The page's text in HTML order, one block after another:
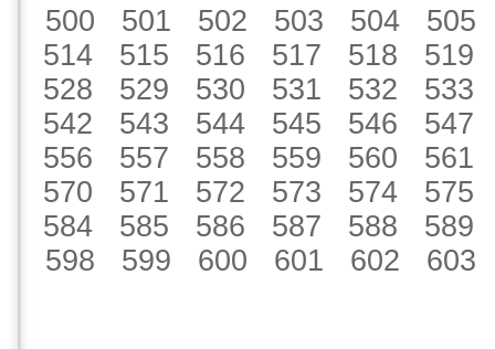
500
501 502 503 504
505
514
515 516 517 518
519
528
529 530 531 532
533
542
543 544 545 546
547
556
557 558 559 560
561
570
571 572 573 574
575
584
585 586 587 588
589
598
599 600 601 602 603